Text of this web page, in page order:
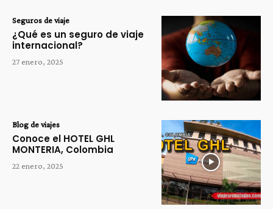
Seguros de viaje
¿Qué es un seguro de viaje
internacional?
27 enero, 2025
Blog de viajes
Conoce el HOTEL GHL
MONTERIA, Colombia
22 enero, 2025